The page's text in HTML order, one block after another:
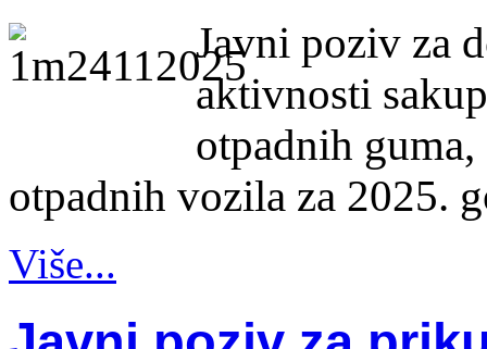
Javni poziv za
aktivnosti
otpadnih
otpadnih vozila za 2025.
Više...